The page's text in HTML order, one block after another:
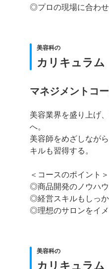
◎プロの現場に合わ
美容科の
カリキュラム
マネジメントコ
美容業界を盛り上げ
へ。
美容師をめざしなが
キルも習得する。
＜コースのポイント＞
◎商品開発のノウハ
◎経営スキルもしっ
◎理想のサロンをイ
美容科の
カリキュラム